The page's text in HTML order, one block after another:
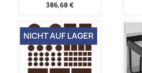
386,68 €
NICHT AUF LAGER